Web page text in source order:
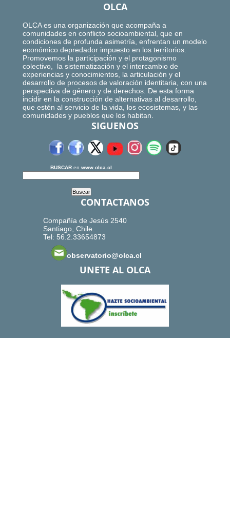
OLCA
OLCA es una organización que acompaña a
comunidades en conflicto socioambiental, que en
condiciones de profunda asimetría, enfrentan un modelo
económico depredador impuesto en los territorios.
Promovemos la participación y el protagonismo
colectivo, la sistematización y el intercambio de
experiencias y conocimientos, la articulación y el
desarrollo de procesos de valoración identitaria, con una
perspectiva de género y de derechos. De esta forma
incidir en la construcción de alternativas al desarrollo,
que estén al servicio de la vida, los ecosistemas, y las
comunidades y pueblos que los habitan.
SIGUENOS
BUSCAR en www.olca.cl
CONTACTANOS
Compañía de Jesús 2540
Santiago, Chile.
Tel: 56.2.33654873
observatorio@olca.cl
UNETE AL OLCA